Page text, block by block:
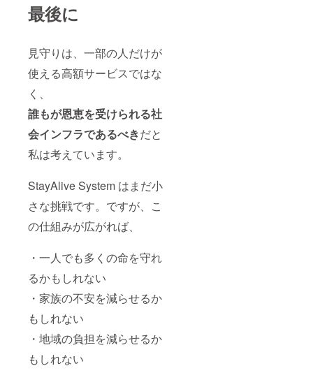
最後に
見守りは、一部の人だけが
使える高額サービスではな
く、
誰もが恩恵を受けられる社
会インフラであるべきだと
私は考えています。
StayAlive System はまだ小
さな挑戦です。ですが、こ
の仕組みが広がれば、
・一人でも多くの命を守れ
るかもしれない
・家族の不安を減らせるか
もしれない
・地域の負担を減らせるか
もしれない